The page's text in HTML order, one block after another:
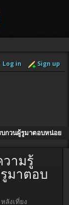
Log in Sign up
บกวนผู้รูมาตอบหน่อย
ามรู้
มาตอบ
ลังเที่ยง